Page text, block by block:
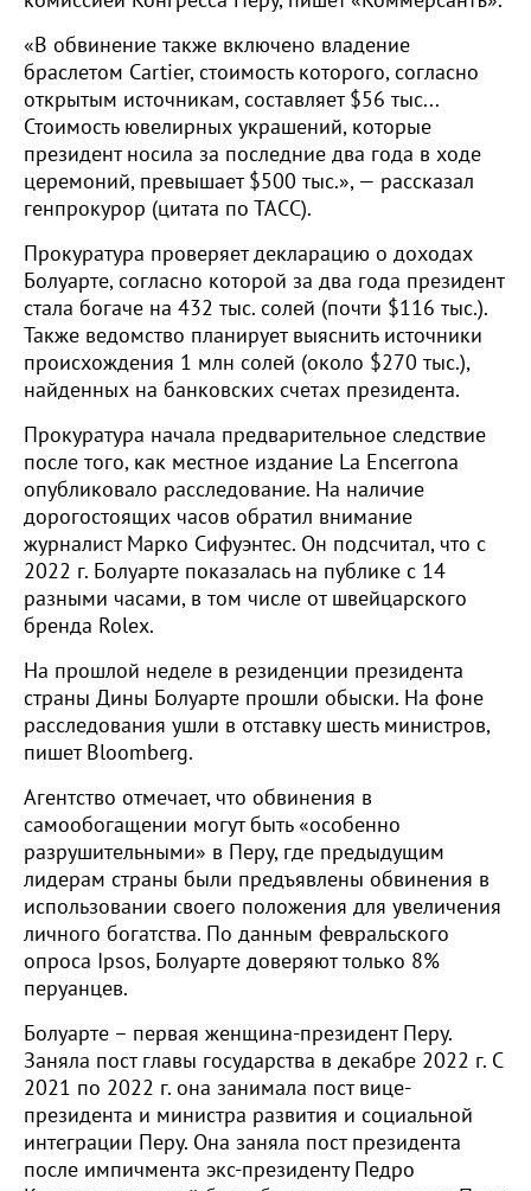
«В обвинение также включено владение
браслетом Cartier, стоимость которого, согласно
открытым источникам, составляет $56 тыс...
Стоимость ювелирных украшений, которые
президент носила за последние два года в ходе
церемоний, превышает $500 тыс.», — рассказал
генпрокурор (цитата по ТАСС).
Прокуратура проверяет декларацию о доходах
Болуарте, согласно которой за два года президент
стала богаче на 432 тыс. солей (почти $116 тыс.).
Также ведомство планирует выяснить источники
происхождения 1 млн солей (около $270 тыс.),
найденных на банковских счетах президента.
Прокуратура начала предварительное следствие
после того, как местное издание La Encerrona
опубликовало расследование. На наличие
дорогостоящих часов обратил внимание
журналист Марко Сифуэнтес. Он подсчитал, что с
2022 г. Болуарте показалась на публике с 14
разными часами, в том числе от швейцарского
бренда Rolex.
На прошлой неделе в резиденции президента
страны Дины Болуарте прошли обыски. На фоне
расследования ушли в отставку шесть министров,
пишет Bloomberg.
Агентство отмечает, что обвинения в
самообогащении могут быть «особенно
разрушительными» в Перу, где предыдущим
лидерам страны были предъявлены обвинения в
использовании своего положения для увеличения
личного богатства. По данным февральского
опроса Ipsos, Болуарте доверяют только 8%
перуанцев.
Болуарте – первая женщина-президент Перу.
Заняла пост главы государства в декабре 2022 г. С
2021 по 2022 г. она занимала пост вице-
президента и министра развития и социальной
интеграции Перу. Она заняла пост президента
после импичмента экс-президенту Педро